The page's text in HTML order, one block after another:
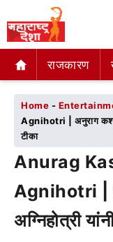
राजकारण
राजकारण
Home -
Agnihotri | अनुराग
टीका
Anurag
Agnihotri |
अग्निहोत्री